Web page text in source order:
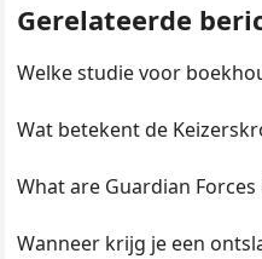
Gerelateerde
Welke studie voor
Wat betekent de
What are Guardian Forces
Wanneer krijg je een